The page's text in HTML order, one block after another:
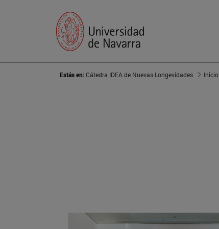
Estás en:Cátedra IDEA de Nuevas Longevidades Inicio